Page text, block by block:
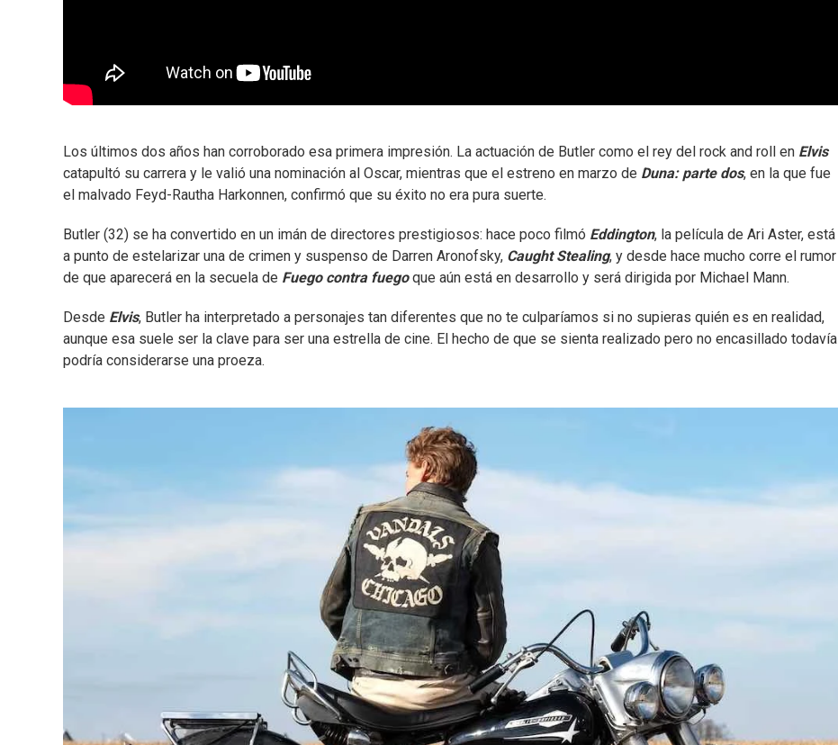
Los últimos dos años han corroborado esa primera impresión. La actuación de Butler como el rey del rock and roll en Elvis
catapultó su carrera y le valió una nominación al Oscar, mientras que el estreno en marzo de Duna: parte dos, en la que fue
el malvado Feyd-Rautha Harkonnen, confirmó que su éxito no era pura suerte.
Butler (32) se ha convertido en un imán de directores prestigiosos: hace poco filmó Eddington, la película de Ari Aster, está
a punto de estelarizar una de crimen y suspenso de Darren Aronofsky, Caught Stealing, y desde hace mucho corre el rumor
de que aparecerá en la secuela de Fuego contra fuegoque aún está en desarrollo y será dirigida por Michael Mann.
Desde Elvis, Butler ha interpretado a personajes tan diferentes que no te culparíamos si no supieras quién es en realidad,
aunque esa suele ser la clave para ser una estrella de cine. El hecho de que se sienta realizado pero no encasillado todavía
podría considerarse una proeza.